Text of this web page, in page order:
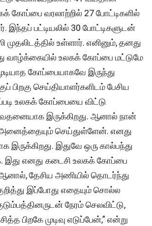
கோப்பை வரலாற்றில் 27 போட்டிகளில்
இந்தப் பட்டியலில் 30 போட்டிகளுடன்
உள்ளார். எனினும், தனது
வாழ்க்கையில் உலகக் கோப்பை மட்டுமே
கோப்பையாகவே இருந்து
பிறகு செய்தியாளர்களிடம் பேசிய
உலகக் கோப்பையை விட்டு
இருக்கிறது. ஆனால் நான்
அனைத்தையும் செய்துள்ளேன். எனது
இருக்கிறது. இதுவே ஒரு கால்பந்து
இது எனது கடைசி உலகக் கோப்பை
தேசிய அணியில் தொடர்ந்து
இப்போது எதையும் சொல்ல
நேரம் செலவிட்டு,
பிறகே முடிவு எடுப்பேன்,” என்று